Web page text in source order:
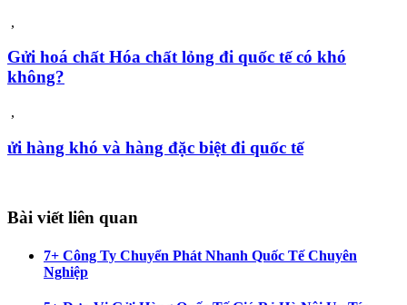
,
Gửi hoá chất Hóa chất lỏng đi quốc tế có khó
không?
,
ửi hàng khó và hàng đặc biệt đi quốc tế
Bài viết liên quan
7+ Công Ty Chuyển Phát Nhanh Quốc Tế Chuyên
Nghiệp